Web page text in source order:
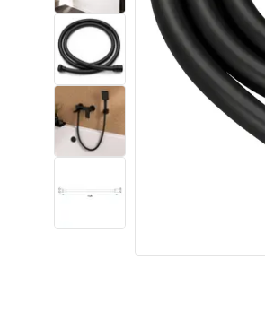
биде WC
Умивалници
Вани и Паравани
Смесители за баня